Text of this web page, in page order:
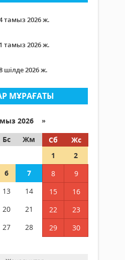
тамыз 2026 ж.
тамыз 2026 ж.
шілде 2026 ж.
МҰРАҒАТЫ
2026 »
Бс Жм Сб
Жс
1
2
6 7 8
9
13 14 15
16
20 21 22
23
27 28 29
30